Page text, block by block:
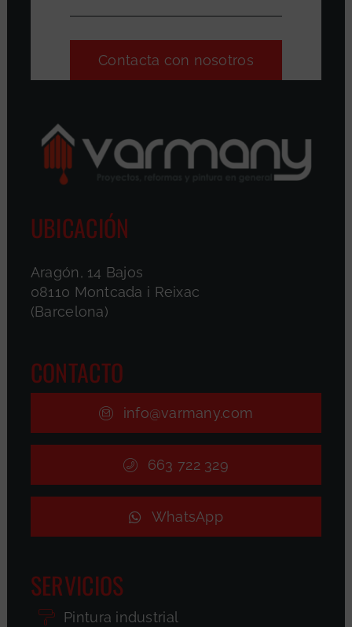
Contacta con nosotros
UBICACIÓN
Aragón, 14 Bajos
08110 Montcada i Reixac
(Barcelona)
CONTACTO
info@varmany.com
663 722 329
WhatsApp
SERVICIOS
Pintura industrial